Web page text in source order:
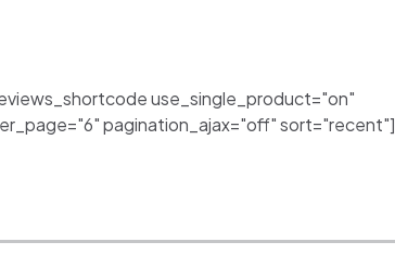
use_single_product="on"
pagination_ajax="off" sort="recent"]